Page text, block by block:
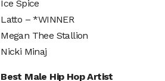
Ice Spice
Latto – *WINNER
Megan Thee Stallion
Nicki Minaj
Best Male Hip Hop Artist